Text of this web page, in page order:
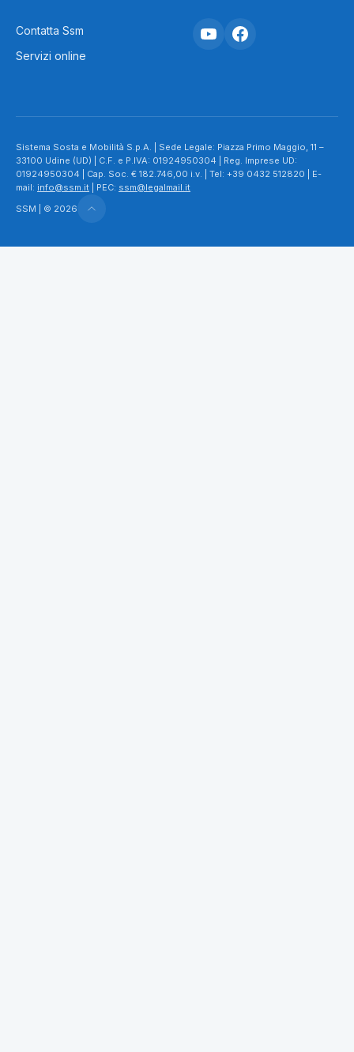
Contatta Ssm
Servizi online
Sistema Sosta e Mobilità S.p.A. | Sede Legale: Piazza Primo Maggio, 11 –
33100 Udine (UD) | C.F. e P.IVA: 01924950304 | Reg. Imprese UD:
01924950304 | Cap. Soc. € 182.746,00 i.v. | Tel: +39 0432 512820 | E-
mail: info@ssm.it | PEC: ssm@legalmail.it
SSM | © 2026